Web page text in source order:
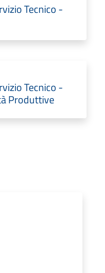
Tecnico -
Tecnico -
Produttive